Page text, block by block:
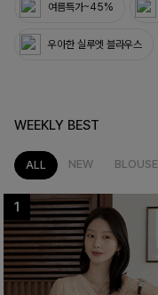
여름특가~45%
우아한 실루엣 블라우스
WEEKLY BEST
ALL NEW BLOUSE